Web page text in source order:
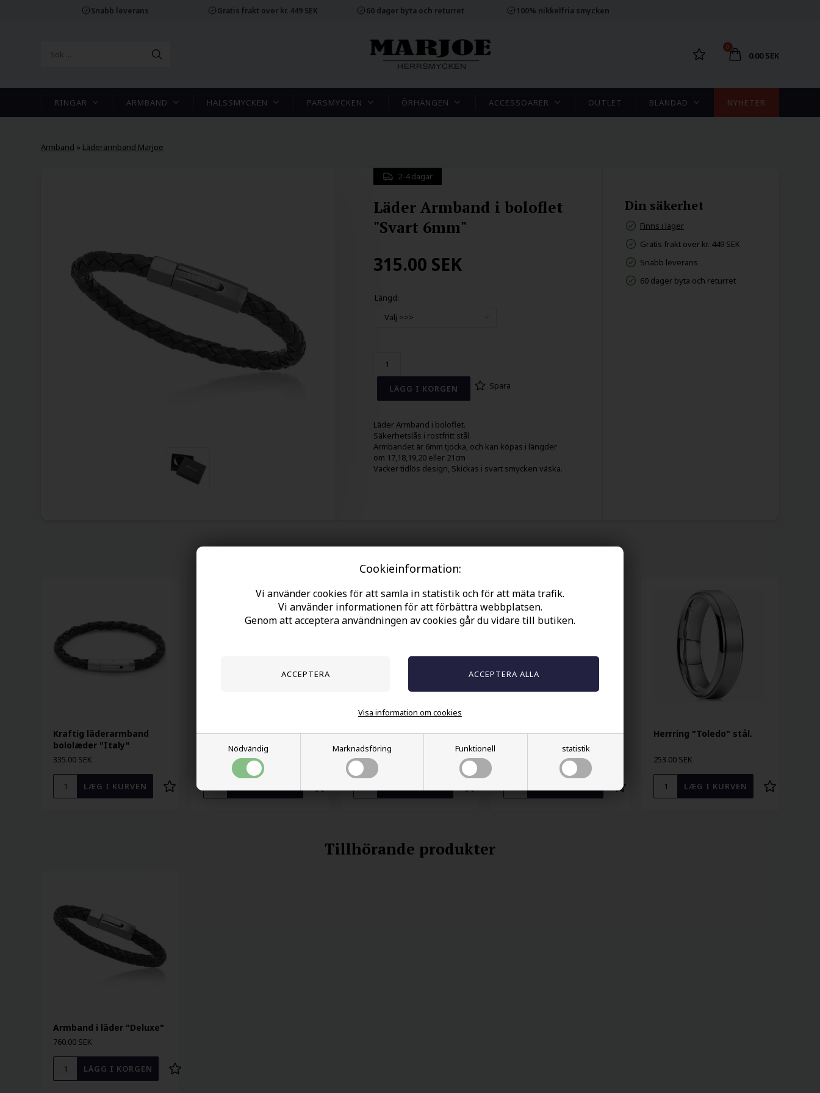
Cookieinformation:
Vi använder cookies för att samla in statistik och för att mäta trafik.
Vi använder informationen för att förbättra webbplatsen.
Genom att acceptera användningen av cookies går du vidare till butiken.
Nödvändig Marknadsföring Funktionell statistik
Visa information om cookies
Snabb leverans Gratis frakt over kr. 449 SEK 60 dager byta och returret 100% nikkelfria smycken
0
0.00 SEK
RINGAR ARMBAND HALSSMYCKEN PARSMYCKEN ÖRHÄNGEN ACCESSOARER OUTLET BLANDAD NYHETER
Armband » Läderarmband Marjoe
2-4 dagar
Läder Armband i boloflet
"Svart 6mm"
315.00 SEK
Längd:
Spara
Läder Armband i boloflet.
Säkerhetslås i rostfritt stål.
Armbandet är 6mm tjocka, och kan köpas i längder
om 17,18,19,20 eller 21cm
Vacker tidlös design, Skickas i svart smycken väska.
Din säkerhet
Finns i lager
Gratis frakt over kr. 449 SEK
Snabb leverans
60 dager byta och returret
Kraftig läderarmband
bololæder "Italy"
335.00 SEK
Läderhalsband i kraftig
664.00 SEK
Armband i naturläder.
346.00 SEK
Vacker ring i rostfritt
Herrring "Toledo" stål.
253.00 SEK
Tillhörande produkter
Armband i läder "Deluxe"
760.00 SEK